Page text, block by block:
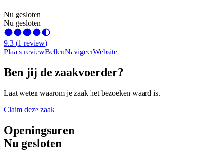
Nu gesloten
Nu gesloten
9.3 (1 review)
Plaats reviewBellenNavigeerWebsite
Ben jij de zaakvoerder?
Laat weten waarom je zaak het bezoeken waard is.
Claim deze zaak
Openingsuren
Nu gesloten